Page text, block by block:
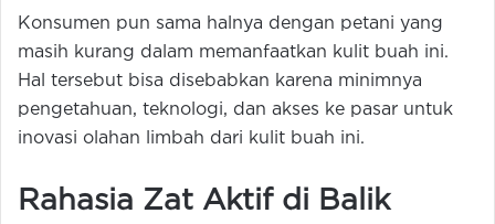
Konsumen pun sama halnya dengan petani yang
masih kurang dalam memanfaatkan kulit buah ini.
Hal tersebut bisa disebabkan karena minimnya
pengetahuan, teknologi, dan akses ke pasar untuk
inovasi olahan limbah dari kulit buah ini.
Rahasia Zat Aktif di Balik